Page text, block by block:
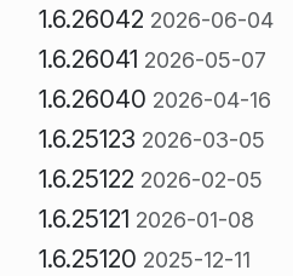
1.6.26042 2026-06-04
1.6.26041 2026-05-07
1.6.26040 2026-04-16
1.6.25123 2026-03-05
1.6.25122 2026-02-05
1.6.25121 2026-01-08
1.6.25120 2025-12-11